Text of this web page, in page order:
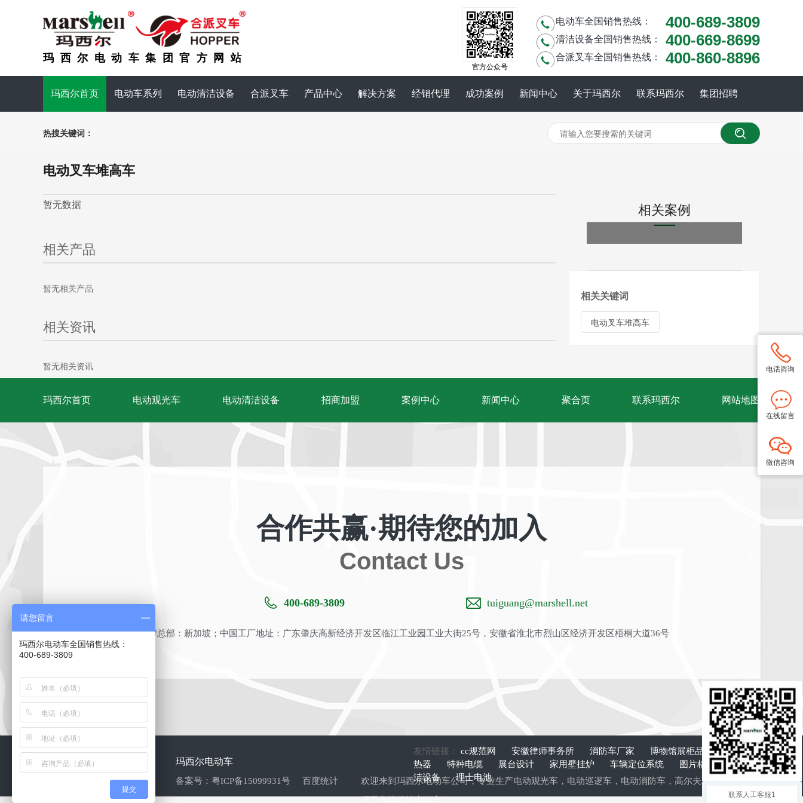
玛西尔电动车集团官方网站
电动车全国销售热线： 400-689-3809
清洁设备全国销售热线： 400-669-8699
合派叉车全国销售热线： 400-860-8896
官方公众号
玛西尔首页 电动车系列 电动清洁设备 合派叉车 产品中心 解决方案 经销代理 成功案例 新闻中心 关于玛西尔 联系玛西尔 集团招聘
热搜关键词：
电动叉车堆高车
暂无数据
相关产品
暂无相关产品
相关资讯
暂无相关资讯
相关案例
相关关键词
电动叉车堆高车
玛西尔首页 电动观光车 电动清洁设备 招商加盟 案例中心 新闻中心 聚合页 联系玛西尔 网站地图
合作共赢·期待您的加入
Contact Us
400-689-3809 tuiguang@marshell.net
品牌总部：新加坡；中国工厂地址：广东肇庆高新经济开发区临江工业园工业大街25号，安徽省淮北市烈山区经济开发区梧桐大道36号
玛西尔电动车
备案号： 粤ICP备15099931号 百度统计 欢迎来到玛西尔电动车公司，专业生产电动观光车 ， 电动巡逻车 ， 电动消防车 ， 高尔夫球车
友情链接： cc规范网 安徽律师事务所 消防车厂家 博物馆展柜品牌
板式换
热器
特种电缆 展台设计 家用壁挂炉 车辆定位系统 图片格式转换
清
洁设备
理士电池
电话咨询
在线留言
微信咨询
联系人工客服1
请您留言
玛西尔电动车全国销售热线：
400-689-3809
提交